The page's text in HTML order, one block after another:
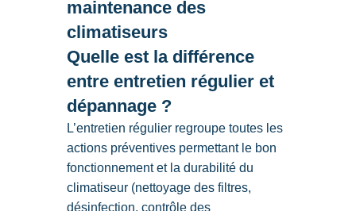
maintenance des
climatiseurs
Quelle est la différence
entre entretien régulier et
dépannage ?
L’entretien régulier regroupe toutes les
actions préventives permettant le bon
fonctionnement et la durabilité du
climatiseur (nettoyage des filtres,
désinfection, contrôle des